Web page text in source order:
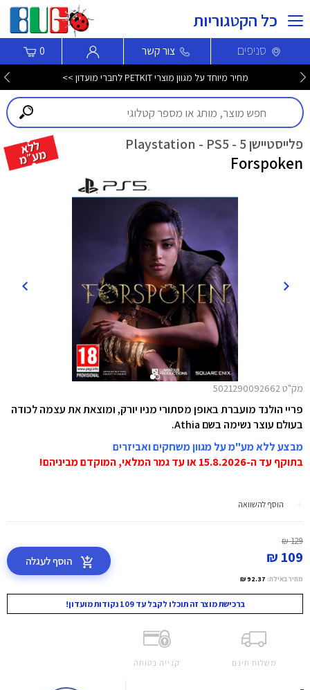
כל הקטגוריות
סניפים צור קשר 0
מחיר מיוחד על מגוון מוצרי PETKIT לחברי מועדון >>
פלייסטיישן 5 - Playstation - PS5
Forspoken
מק"ט 5021290092662
פריי הולנד מועברת באופן מסתורי מניו יורק, ומוצאת את עצמה לכודה
בעולם עוצר נשימה בשם Athia.
מבצע ללא מע"מ על מגוון משחקים ואביזרים
בתוקף עד ה-15.8.2026 או עד גמר המלאי, המוקדם מביניהם!
הוסף להשוואה
129 ₪
109 ₪
מחיר באילת: 92.37 ₪
הוסף לעגלה
ברכישת מוצר זה תוכלו לקבל עד 109 נקודות מועדון!
משלוח חינם קנייה בטוחה